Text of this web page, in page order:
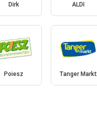
Dirk ALDI
Poiesz Tanger Markt